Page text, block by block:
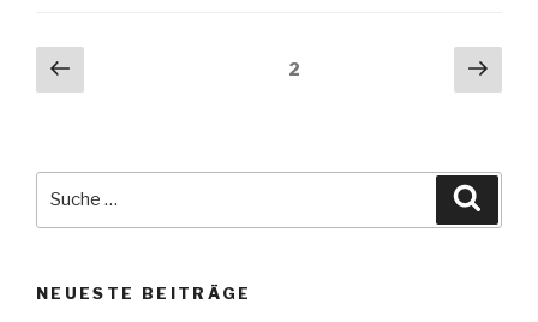
Beitragsnavigation
Vorherige
Seite
2
NEUESTE BEITRÄGE